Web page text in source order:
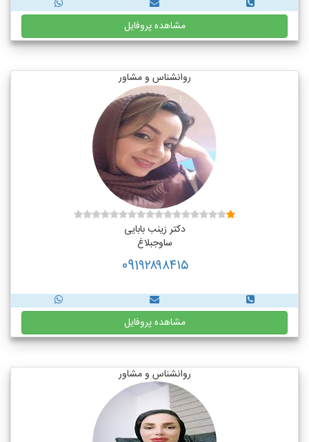
مشاهده پروفایل
روانشناس و مشاور
دکتر زینب بابایی
ساوجبلاغ
091۹۲۸۹۸۴۱۵
مشاهده پروفایل
روانشناس و مشاور